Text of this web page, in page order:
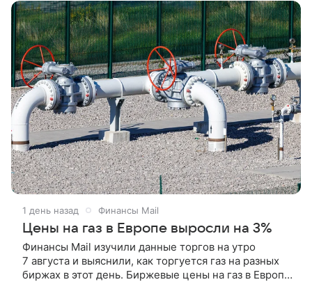
1 день назад Финансы Mail
Цены на газ в Европе выросли на 3%
Финансы Mail изучили данные торгов на утро
7 августа и выяснили, как торгуется газ на разных
биржах в этот день. Биржевые цены на газ в Европе